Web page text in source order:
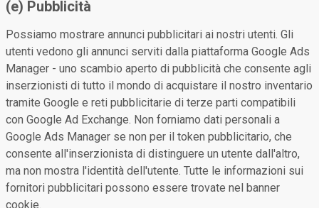
(e) Pubblicità
Possiamo mostrare annunci pubblicitari ai nostri utenti. Gli
utenti vedono gli annunci serviti dalla piattaforma Google Ads
Manager - uno scambio aperto di pubblicità che consente agli
inserzionisti di tutto il mondo di acquistare il nostro inventario
tramite Google e reti pubblicitarie di terze parti compatibili
con Google Ad Exchange. Non forniamo dati personali a
Google Ads Manager se non per il token pubblicitario, che
consente all'inserzionista di distinguere un utente dall'altro,
ma non mostra l'identità dell'utente. Tutte le informazioni sui
fornitori pubblicitari possono essere trovate nel banner
cookie.